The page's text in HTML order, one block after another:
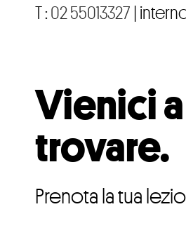
T :02 55013327 |
Vienici a
trovare.
Prenota la tua